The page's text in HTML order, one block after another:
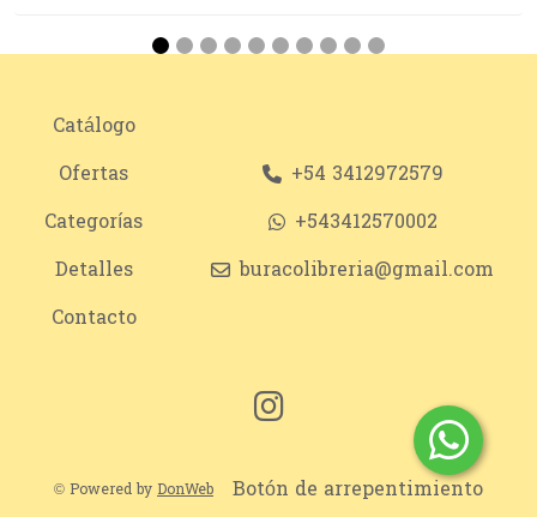
Catálogo
Ofertas
Categorías
Detalles
Contacto
+54 3412972579
+543412570002
buracolibreria@gmail.com
© Powered byDonWeb Botón de arrepentimiento